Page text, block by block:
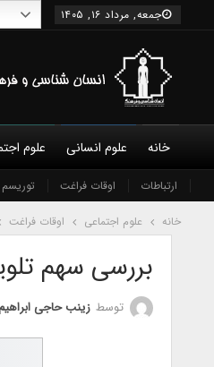
جمعه, مرداد ۱۶, ۱۴۰۵
خانه
درباره ما شورای عالی نویسندگان
علوم انسانی علوم
ارتباطات اوقات فراغت توریسم
خانه علوم اجتماعی اوقات فراغت
بررسی سهم
توسط زینب حاجی ابراهیم